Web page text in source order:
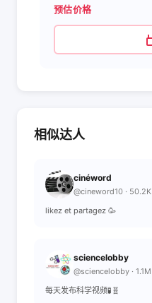
预估价格
相似达人
cinéword
@cineword10 · 50.2K
likez et partagez 🥳
sciencelobby
@sciencelobby · 1.1M
每天发布科学视频🧪🧬